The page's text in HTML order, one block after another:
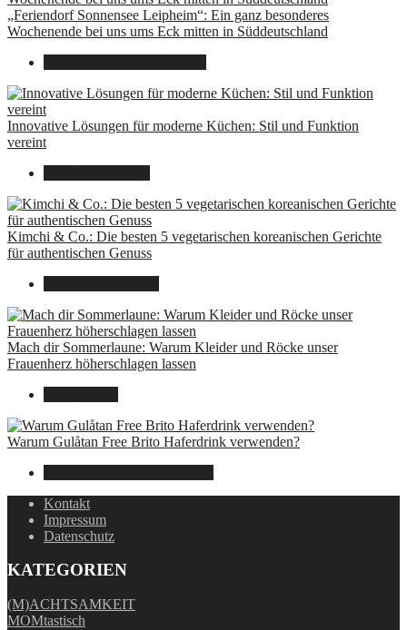
„Feriendorf Sonnensee Leipheim“: Ein ganz besonderes
Wochenende bei uns ums Eck mitten in Süddeutschland
Innovative Lösungen für moderne Küchen: Stil und Funktion
vereint
Kimchi & Co.: Die besten 5 vegetarischen koreanischen Gerichte
für authentischen Genuss
Mach dir Sommerlaune: Warum Kleider und Röcke unser
Frauenherz höherschlagen lassen
Warum Gulåtan Free Brito Haferdrink verwenden?
Kontakt
Impressum
Datenschutz
KATEGORIEN
(M)ACHTSAMKEIT
MOMtastisch